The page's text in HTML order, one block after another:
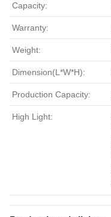
Capacity:
Warranty:
Weight:
Dimension(L*W*H):
Production Capacity:
High Light: